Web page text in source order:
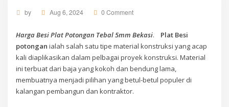
by Aug 6, 2024 0 Comment
Harga Besi Plat Potongan Tebal 5mm Bekasi. Plat Besi
potongan ialah salah satu tipe material konstruksi yang acap
kali diaplikasikan dalam pelbagai proyek konstruksi. Material
ini terbuat dari baja yang kokoh dan bendung lama,
membuatnya menjadi pilihan yang betul-betul populer di
kalangan pembangun dan kontraktor.